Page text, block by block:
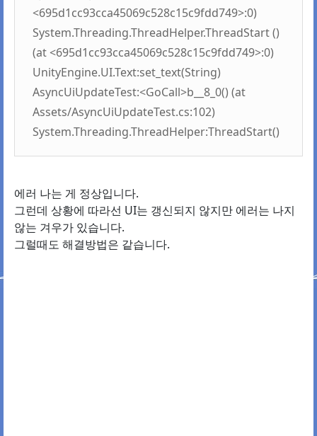
<695d1cc93cca45069c528c15c9fdd749>:0)
System.Threading.ThreadHelper.ThreadStart ()
(at <695d1cc93cca45069c528c15c9fdd749>:0)
UnityEngine.UI.Text:set_text(String)
AsyncUiUpdateTest:<GoCall>b__8_0() (at
Assets/AsyncUiUpdateTest.cs:102)
System.Threading.ThreadHelper:ThreadStart()
에러 나는 게 정상입니다.
그런데 상황에 따라선 UI는 갱신되지 않지만 에러는 나지
않는 겨우가 있습니다.
그럴때도 해결방법은 같습니다.